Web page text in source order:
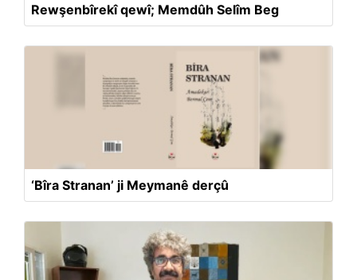
Rewşenbîrekî qewî; Memdûh Selîm Beg
‘Bîra Stranan’ ji Meymanê derçû